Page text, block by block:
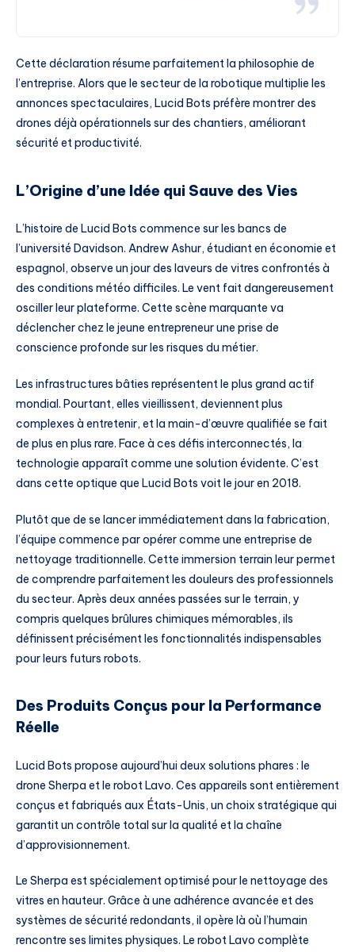
Cette déclaration résume parfaitement la philosophie de
l’entreprise. Alors que le secteur de la robotique multiplie les
annonces spectaculaires, Lucid Bots préfère montrer des
drones déjà opérationnels sur des chantiers, améliorant
sécurité et productivité.
L’Origine d’une Idée qui Sauve des Vies
L’histoire de Lucid Bots commence sur les bancs de
l’université Davidson. Andrew Ashur, étudiant en économie et
espagnol, observe un jour des laveurs de vitres confrontés à
des conditions météo difficiles. Le vent fait dangereusement
osciller leur plateforme. Cette scène marquante va
déclencher chez le jeune entrepreneur une prise de
conscience profonde sur les risques du métier.
Les infrastructures bâties représentent le plus grand actif
mondial. Pourtant, elles vieillissent, deviennent plus
complexes à entretenir, et la main-d’œuvre qualifiée se fait
de plus en plus rare. Face à ces défis interconnectés, la
technologie apparaît comme une solution évidente. C’est
dans cette optique que Lucid Bots voit le jour en 2018.
Plutôt que de se lancer immédiatement dans la fabrication,
l’équipe commence par opérer comme une entreprise de
nettoyage traditionnelle. Cette immersion terrain leur permet
de comprendre parfaitement les douleurs des professionnels
du secteur. Après deux années passées sur le terrain, y
compris quelques brûlures chimiques mémorables, ils
définissent précisément les fonctionnalités indispensables
pour leurs futurs robots.
Des Produits Conçus pour la Performance
Réelle
Lucid Bots propose aujourd’hui deux solutions phares : le
drone Sherpa et le robot Lavo. Ces appareils sont entièrement
conçus et fabriqués aux États-Unis, un choix stratégique qui
garantit un contrôle total sur la qualité et la chaîne
d’approvisionnement.
Le Sherpa est spécialement optimisé pour le nettoyage des
vitres en hauteur. Grâce à une adhérence avancée et des
systèmes de sécurité redondants, il opère là où l’humain
rencontre ses limites physiques. Le robot Lavo complète